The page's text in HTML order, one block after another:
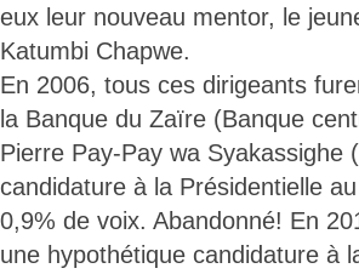
eux leur nouveau mentor, le
Katumbi Chapwe.
En 2006, tous ces dirigeants
la Banque du Zaïre (Banque
Pierre Pay-Pay wa Syakassighe
candidature à la Présidentielle
0,9% de voix. Abandonné! En
une hypothétique candidature à